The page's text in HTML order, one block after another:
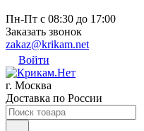
Пн-Пт с 08:30 до 17:00
Заказать звонок
zakaz@krikam.net
Войти
г. Москва
Доставка по России